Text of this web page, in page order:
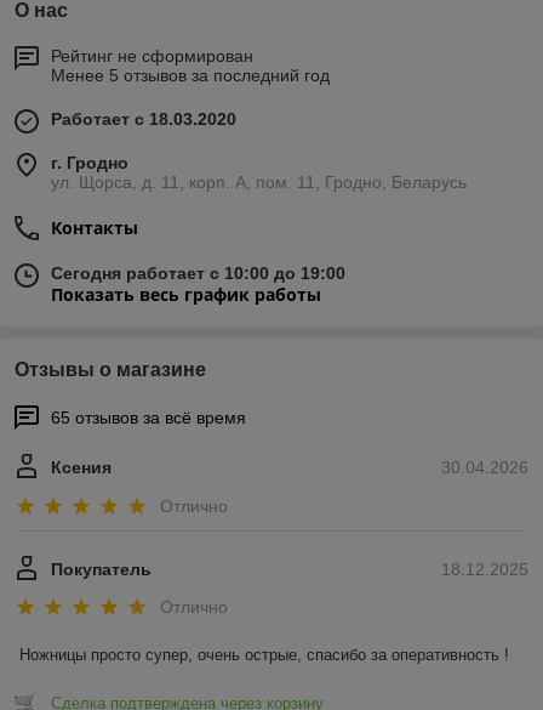
О нас
Рейтинг не сформирован
Менее 5 отзывов за последний год
Работает с 18.03.2020
г. Гродно
ул. Щорса, д. 11, корп. А, пом. 11, Гродно, Беларусь
Контакты
Сегодня работает с 10:00 до 19:00
Показать весь график работы
Отзывы о магазине
65 отзывов за всё время
30.04.2026
Ксения
Отлично
18.12.2025
Покупатель
Отлично
Ножницы просто супер, очень острые, спасибо за оперативность !
Сделка подтверждена через корзину